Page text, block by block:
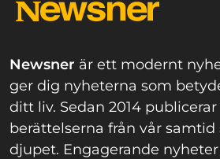
Newsner är ett modernt
ger dig nyheterna som
ditt liv. Sedan 2014
berättelserna från vår samtid
djupet. Engagerande